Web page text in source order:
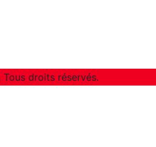
droits réservés.